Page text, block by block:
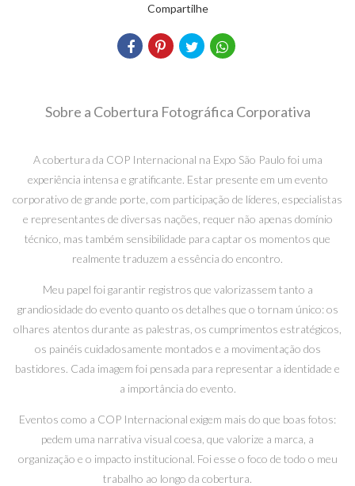
Compartilhe
Sobre a Cobertura Fotográfica Corporativa
A cobertura da COP Internacional na Expo São Paulo foi uma
experiência intensa e gratificante. Estar presente em um evento
corporativo de grande porte, com participação de líderes, especialistas
e representantes de diversas nações, requer não apenas domínio
técnico, mas também sensibilidade para captar os momentos que
realmente traduzem a essência do encontro.
Meu papel foi garantir registros que valorizassem tanto a
grandiosidade do evento quanto os detalhes que o tornam único: os
olhares atentos durante as palestras, os cumprimentos estratégicos,
os painéis cuidadosamente montados e a movimentação dos
bastidores. Cada imagem foi pensada para representar a identidade e
a importância do evento.
Eventos como a COP Internacional exigem mais do que boas fotos:
pedem uma narrativa visual coesa, que valorize a marca, a
organização e o impacto institucional. Foi esse o foco de todo o meu
trabalho ao longo da cobertura.